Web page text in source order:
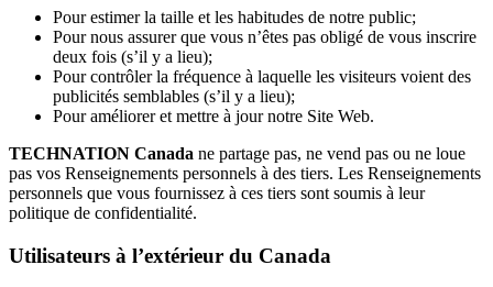
Pour estimer la taille et les habitudes de notre public;
Pour nous assurer que vous n’êtes pas obligé de vous inscrire
deux fois (s’il y a lieu);
Pour contrôler la fréquence à laquelle les visiteurs voient des
publicités semblables (s’il y a lieu);
Pour améliorer et mettre à jour notre Site Web.
TECHNATION Canada ne partage pas, ne vend pas ou ne loue
pas vos Renseignements personnels à des tiers. Les Renseignements
personnels que vous fournissez à ces tiers sont soumis à leur
politique de confidentialité.
Utilisateurs à l’extérieur du Canada